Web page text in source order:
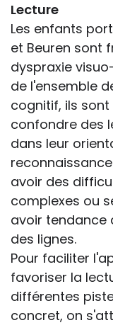
Lecture
Les enfants
et Beuren sont
dyspraxie
de l'ensemble
cognitif, ils
confondre des
dans leur
avoir des
complexes ou
avoir tendance
des lignes.
Pour faciliter
favoriser la
différentes
concret, on